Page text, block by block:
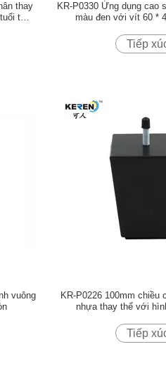
thay
thọ
KR-P0330 Ứng dụng cao
màu đen với vít 60 *
Tiếp
vuông
KR-P0226 100mm chiều
nhựa thay thế với
Tiếp